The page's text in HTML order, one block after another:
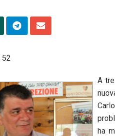
52
A
ha